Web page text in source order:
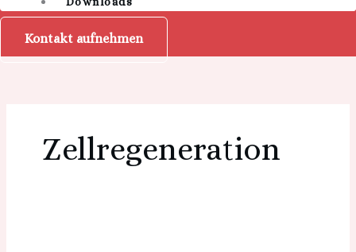
Kontakt aufnehmen
Zellregeneration